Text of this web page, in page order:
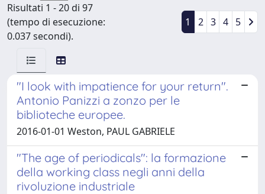
Risultati 1 - 20 di 97
(tempo di esecuzione:
0.037 secondi).
1 2 3 4 5
"I look with impatience for your return".
Antonio Panizzi a zonzo per le
biblioteche europee.
2016-01-01 Weston, PAUL GABRIELE
"The age of periodicals": la formazione
della working class negli anni della
rivoluzione industriale